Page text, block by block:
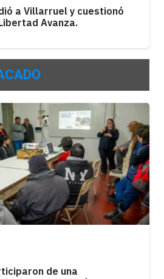
a Villarruel y cuestionó
Avanza.